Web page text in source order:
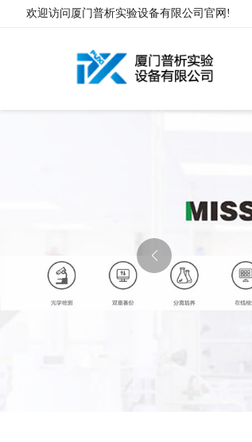
欢迎访问厦门普析实验设备有限公司官网!